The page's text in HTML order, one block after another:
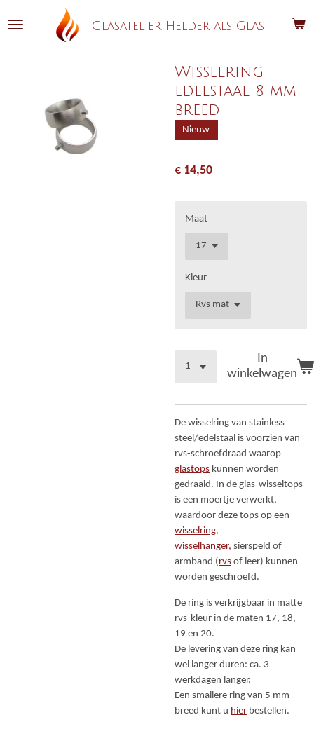
direct
Glasatelier Helder als Glas
Wisselring
edelstaal 8 mm
breed
Nieuw
€ 14,50
Maat
Kleur
In
winkelwagen
De wisselring van stainless
steel/edelstaal is voorzien van
rvs-schroefdraad waarop
glastops kunnen worden
gedraaid. In de glas-wisseltops
is een moertje verwerkt,
waardoor deze tops op een
wisselring,
wisselhanger, sierspeld of
armband ( rvs of leer) kunnen
worden geschroefd.
De ring is verkrijgbaar in matte
rvs-kleur in de maten 17, 18,
19 en 20.
De levering van deze ring kan
wel langer duren: ca. 3
werkdagen langer.
Een smallere ring van 5 mm
breed kunt u hier bestellen.